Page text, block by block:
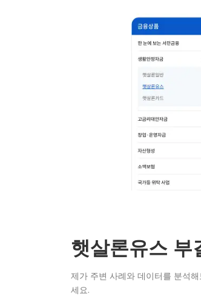
햇살론유스 부
제가 주변 사례와 데이터를 분석
세요.